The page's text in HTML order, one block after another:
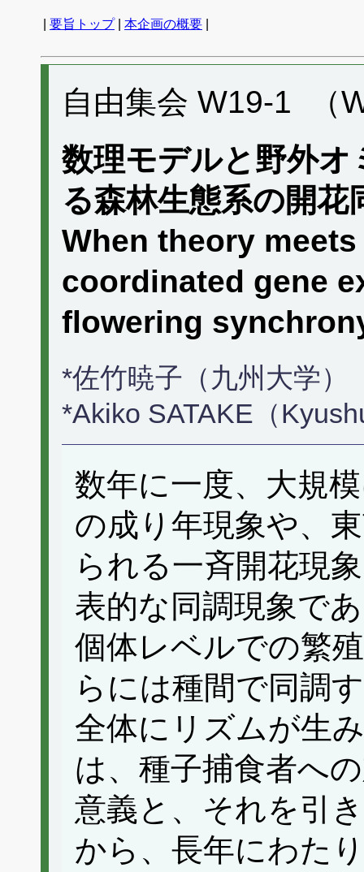
要旨トップ| 本企画の概要
自由集会 W19-1 （
数理モデルと野外
る森林生態系の開花
When theory
coordinated gene
flowering
*佐竹暁子（九州大学）
*Akiko SATAKE（
数年に一度、大規
の成り年現象や、
られる一斉開花現
表的な同調現象で
個体レベルでの繁
らには種間で同調
全体にリズムが生
は、種子捕食者へ
意義と、それを引
から、長年にわた